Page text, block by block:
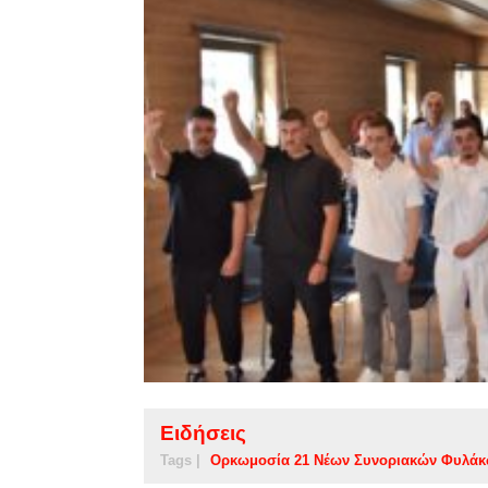
Ειδήσεις
Tags | Ορκωμοσία 21 Νέων Συνοριακών